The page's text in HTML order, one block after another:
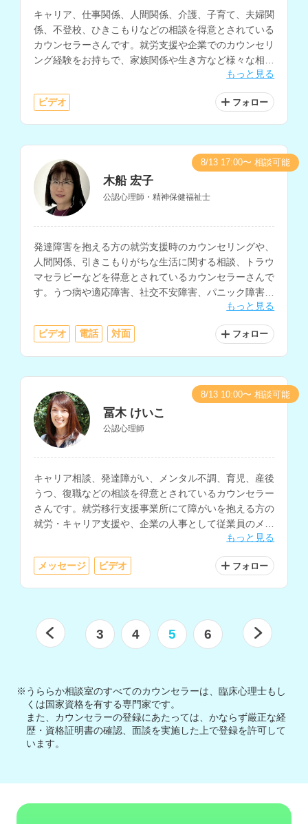
キャリア、仕事関係、人間関係、介護、子育て、夫婦関
係、不登校、ひきこもりなどの相談を得意とされている
カウンセラーさんです。就労支援や企業でのカウンセリ
ング経験をお持ちで、家族関係や生き方など様々な相談
もっと見る
ビデオ フォロー
木船 宏子
公認心理師・精神保健福祉士
発達障害を抱える方の就労支援時のカウンセリングや、
人間関係、引きこもりがちな生活に関する相談、トラウ
マセラピーなどを得意とされているカウンセラーさんで
す。うつ病や適応障害、社交不安障害、パニック障害、
PTSD、生きづらさなどを抱える方の相談にも対応され
もっと見る
ビデオ 電話 対面 フォロー
8/13 17:00〜 相談可能
冨木 けいこ
公認心理師
キャリア相談、発達障がい、メンタル不調、育児、産後
うつ、復職などの相談を得意とされているカウンセラー
さんです。就労移行支援事業所にて障がいを抱える方の
就労・キャリア支援や、企業の人事として従業員のメン
もっと見る
メッセージ ビデオ フォロー
8/13 10:00〜 相談可能
3 4 5 6
※うららか相談室のすべてのカウンセラーは、臨床心理士もし
くは国家資格を有する専門家です。
また、カウンセラーの登録にあたっては、かならず厳正な経
歴・資格証明書の確認、面談を実施した上で登録を許可して
います。